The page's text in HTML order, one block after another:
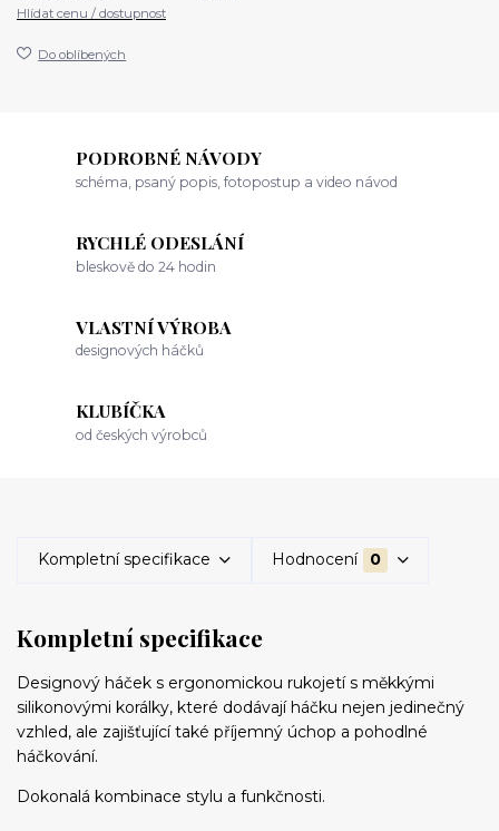
Hlídat cenu / dostupnost
Do oblíbených
PODROBNÉ NÁVODY
schéma, psaný popis, fotopostup a video návod
RYCHLÉ ODESLÁNÍ
bleskově do 24 hodin
VLASTNÍ VÝROBA
designových háčků
KLUBÍČKA
od českých výrobců
Kompletní specifikace Hodnocení 0
Kompletní specifikace
Designový háček s ergonomickou rukojetí s měkkými
silikonovými korálky, které dodávají háčku nejen jedinečný
vzhled, ale zajišťující také příjemný úchop a pohodlné
háčkování.
Dokonalá kombinace stylu a funkčnosti.